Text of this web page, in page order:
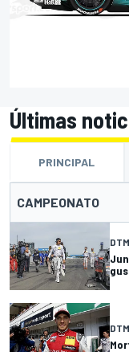
Últimas
PRINCIPAL
CAMPEONATO
DTM
DTM